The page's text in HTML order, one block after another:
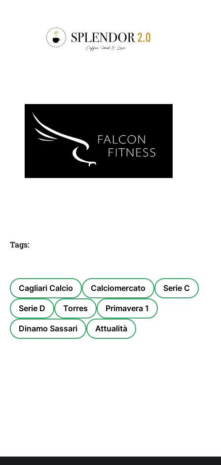
Tags:
Cagliari Calcio Calciomercato Serie C
Serie D Torres Primavera 1
Dinamo Sassari Attualità